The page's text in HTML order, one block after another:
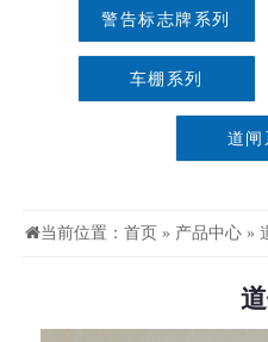
警告标志牌系列
车棚系列
道闸
当前位置：首页 » 产品中心 »